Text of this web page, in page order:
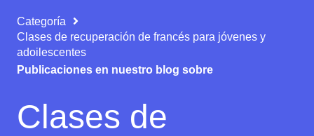
Categoría
Clases de recuperación de francés para jóvenes y
adoilescentes
Publicaciones en nuestro blog sobre
Clases de